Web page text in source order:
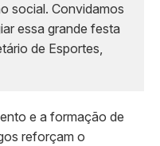
social. Convidamos
essa grande festa
de Esportes,
e a formação de
reforçam o